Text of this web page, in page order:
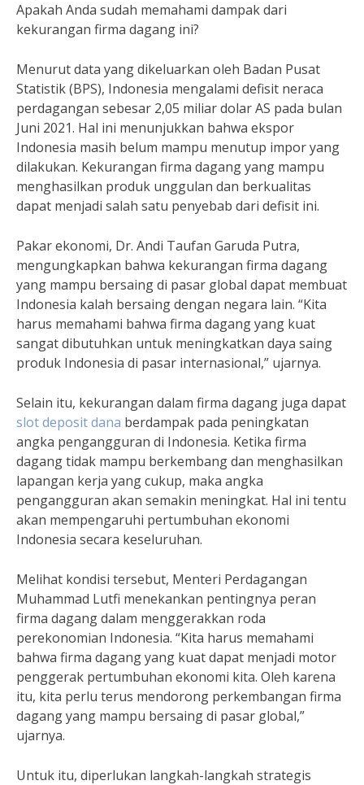
Apakah Anda sudah memahami dampak dari
kekurangan firma dagang ini?
Menurut data yang dikeluarkan oleh Badan Pusat
Statistik (BPS), Indonesia mengalami defisit neraca
perdagangan sebesar 2,05 miliar dolar AS pada bulan
Juni 2021. Hal ini menunjukkan bahwa ekspor
Indonesia masih belum mampu menutup impor yang
dilakukan. Kekurangan firma dagang yang mampu
menghasilkan produk unggulan dan berkualitas
dapat menjadi salah satu penyebab dari defisit ini.
Pakar ekonomi, Dr. Andi Taufan Garuda Putra,
mengungkapkan bahwa kekurangan firma dagang
yang mampu bersaing di pasar global dapat membuat
Indonesia kalah bersaing dengan negara lain. “Kita
harus memahami bahwa firma dagang yang kuat
sangat dibutuhkan untuk meningkatkan daya saing
produk Indonesia di pasar internasional,” ujarnya.
Selain itu, kekurangan dalam firma dagang juga dapat
slot deposit dana berdampak pada peningkatan
angka pengangguran di Indonesia. Ketika firma
dagang tidak mampu berkembang dan menghasilkan
lapangan kerja yang cukup, maka angka
pengangguran akan semakin meningkat. Hal ini tentu
akan mempengaruhi pertumbuhan ekonomi
Indonesia secara keseluruhan.
Melihat kondisi tersebut, Menteri Perdagangan
Muhammad Lutfi menekankan pentingnya peran
firma dagang dalam menggerakkan roda
perekonomian Indonesia. “Kita harus memahami
bahwa firma dagang yang kuat dapat menjadi motor
penggerak pertumbuhan ekonomi kita. Oleh karena
itu, kita perlu terus mendorong perkembangan firma
dagang yang mampu bersaing di pasar global,”
ujarnya.
Untuk itu, diperlukan langkah-langkah strategis